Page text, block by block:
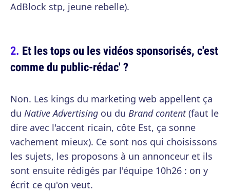
AdBlock stp, jeune rebelle).
Et les tops ou les vidéos sponsorisés, c'est
comme du public-rédac' ?
Non. Les kings du marketing web appellent ça
du Native Advertising ou du Brand content(faut le
dire avec l'accent ricain, côte Est, ça sonne
vachement mieux). Ce sont nos qui choisissons
les sujets, les proposons à un annonceur et ils
sont ensuite rédigés par l'équipe 10h26 : on y
écrit ce qu'on veut.